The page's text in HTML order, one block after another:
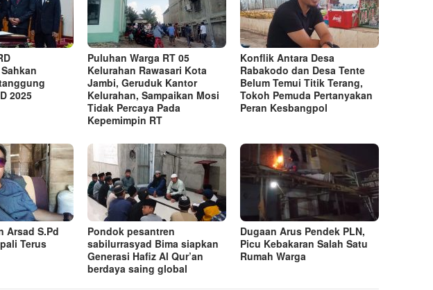
2025
Puluhan Warga RT 05
Kelurahan Rawasari Kota
Jambi, Geruduk Kantor
Kelurahan, Sampaikan Mosi
Tidak Percaya Pada
Kepemimpin RT
Konflik Antara Desa
Rabakodo dan Desa Tente
Belum Temui Titik Terang,
Tokoh Pemuda Pertanyakan
Peran Kesbangpol
Arsad S.Pd
Terus
Pondok pesantren
sabilurrasyad Bima siapkan
Generasi Hafiz Al Qur’an
berdaya saing global
Dugaan Arus Pendek PLN,
Picu Kebakaran Salah Satu
Rumah Warga